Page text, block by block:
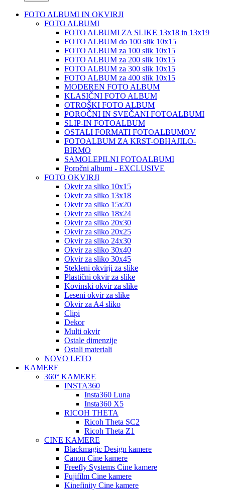
FOTO ALBUMI IN OKVIRJI
FOTO ALBUMI
FOTO ALBUMI ZA SLIKE 13x18 in 13x19
FOTO ALBUM do 100 slik 10x15
FOTO ALBUM za 100 slik 10x15
FOTO ALBUM za 200 slik 10x15
FOTO ALBUM za 300 slik 10x15
FOTO ALBUM za 400 slik 10x15
MODEREN FOTO ALBUM
KLASIČNI FOTO ALBUM
OTROŠKI FOTO ALBUM
POROČNI IN SVEČANI FOTOALBUMI
SLIP-IN FOTOALBUM
OSTALI FORMATI FOTOALBUMOV
FOTOALBUM ZA KRST-OBHAJILO-
BIRMO
SAMOLEPILNI FOTOALBUMI
Poročni albumi - EXCLUSIVE
FOTO OKVIRJI
Okvir za sliko 10x15
Okvir za sliko 13x18
Okvir za sliko 15x20
Okvir za sliko 18x24
Okvir za sliko 20x30
Okvir za sliko 20x25
Okvir za sliko 24x30
Okvir za sliko 30x40
Okvir za sliko 30x45
Stekleni okvirji za slike
Plastični okvir za slike
Kovinski okvir za slike
Leseni okvir za slike
Okvir za A4 sliko
Clipi
Dekor
Multi okvir
Ostale dimenzije
Ostali materiali
NOVO LETO
KAMERE
360° KAMERE
INSTA360
Insta360 Luna
Insta360 X5
RICOH THETA
Ricoh Theta SC2
Ricoh Theta Z1
CINE KAMERE
Blackmagic Design kamere
Canon Cine kamere
Freefly Systems Cine kamere
Fujifilm Cine kamere
Kinefinity Cine kamere